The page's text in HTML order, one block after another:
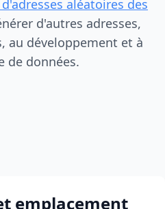
aléatoires des
d'autres adresses,
au développement et à
de données.
emplacement